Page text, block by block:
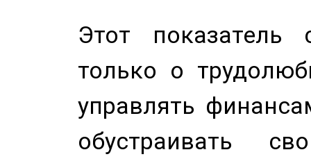
Этот показатель
только о
управлять
обустраивать